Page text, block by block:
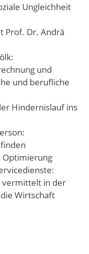
Ungleichheit
Prof. Dr. Andrä
und
und berufliche
Hindernislauf ins
Optimierung
vermittelt in der
Wirtschaft